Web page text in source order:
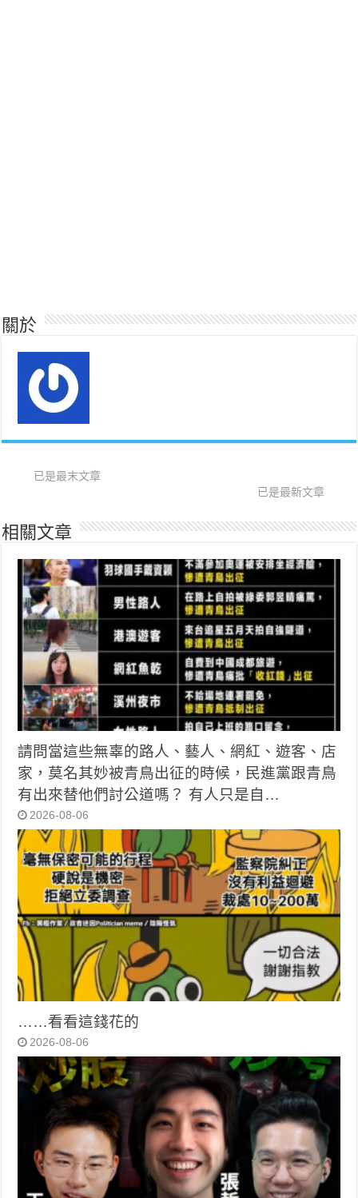
關於
已是最末文章
已是最新文章
相關文章
請問當這些無辜的路人、藝人、網紅、遊客、店
家，莫名其妙被青鳥出征的時候，民進黨跟青鳥
有出來替他們討公道嗎？ 有人只是自…
2026-08-06
……看看這錢花的
2026-08-06